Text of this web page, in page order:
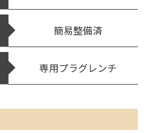
簡易整備済
専用プラグレンチ